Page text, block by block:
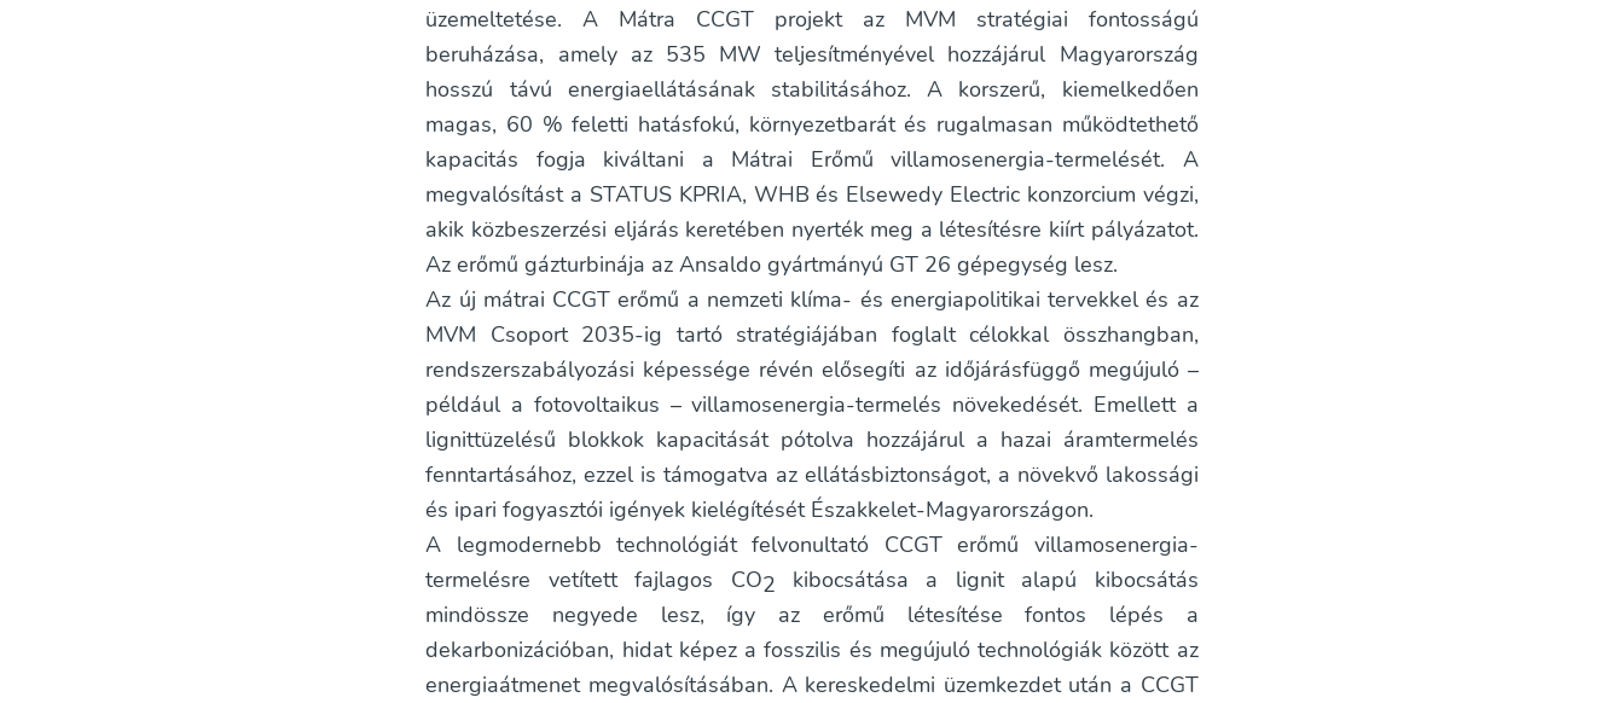
üzemeltetése. A Mátra CCGT projekt az MVM stratégiai fontosságú
beruházása, amely az 535 MW teljesítményével hozzájárul Magyarország
hosszú távú energiaellátásának stabilitásához. A korszerű, kiemelkedően
magas, 60 % feletti hatásfokú, környezetbarát és rugalmasan működtethető
kapacitás fogja kiváltani a Mátrai Erőmű villamosenergia-termelését. A
megvalósítást a STATUS KPRIA, WHB és Elsewedy Electric konzorcium végzi,
akik közbeszerzési eljárás keretében nyerték meg a létesítésre kiírt pályázatot.
Az erőmű gázturbinája az Ansaldo gyártmányú GT 26 gépegység lesz.
Az új mátrai CCGT erőmű a nemzeti klíma- és energiapolitikai tervekkel és az
MVM Csoport 2035-ig tartó stratégiájában foglalt célokkal összhangban,
rendszerszabályozási képessége révén elősegíti az időjárásfüggő megújuló –
például a fotovoltaikus – villamosenergia-termelés növekedését. Emellett a
lignittüzelésű blokkok kapacitását pótolva hozzájárul a hazai áramtermelés
fenntartásához, ezzel is támogatva az ellátásbiztonságot, a növekvő lakossági
és ipari fogyasztói igények kielégítését Északkelet-Magyarországon.
A legmodernebb technológiát felvonultató CCGT erőmű villamosenergia-
termelésre vetített fajlagos CO2 kibocsátása a lignit alapú kibocsátás
mindössze negyede lesz, így az erőmű létesítése fontos lépés a
dekarbonizációban, hidat képez a fosszilis és megújuló technológiák között az
energiaátmenet megvalósításában. A kereskedelmi üzemkezdet után a CCGT